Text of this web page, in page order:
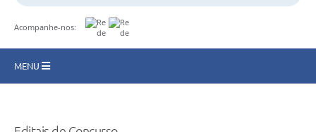
Acompanhe-nos:
MENU
Turismo